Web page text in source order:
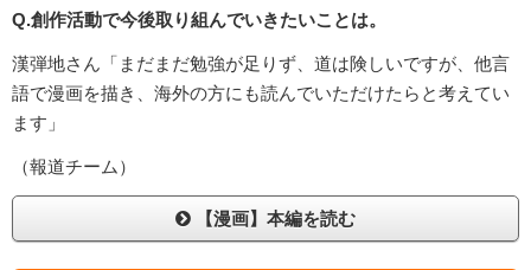
Q.創作活動で今後取り組んでいきたいことは。
漢弾地さん「まだまだ勉強が足りず、道は険しいですが、他言
語で漫画を描き、海外の方にも読んでいただけたらと考えてい
ます」
（報道チーム）
【漫画】本編を読む